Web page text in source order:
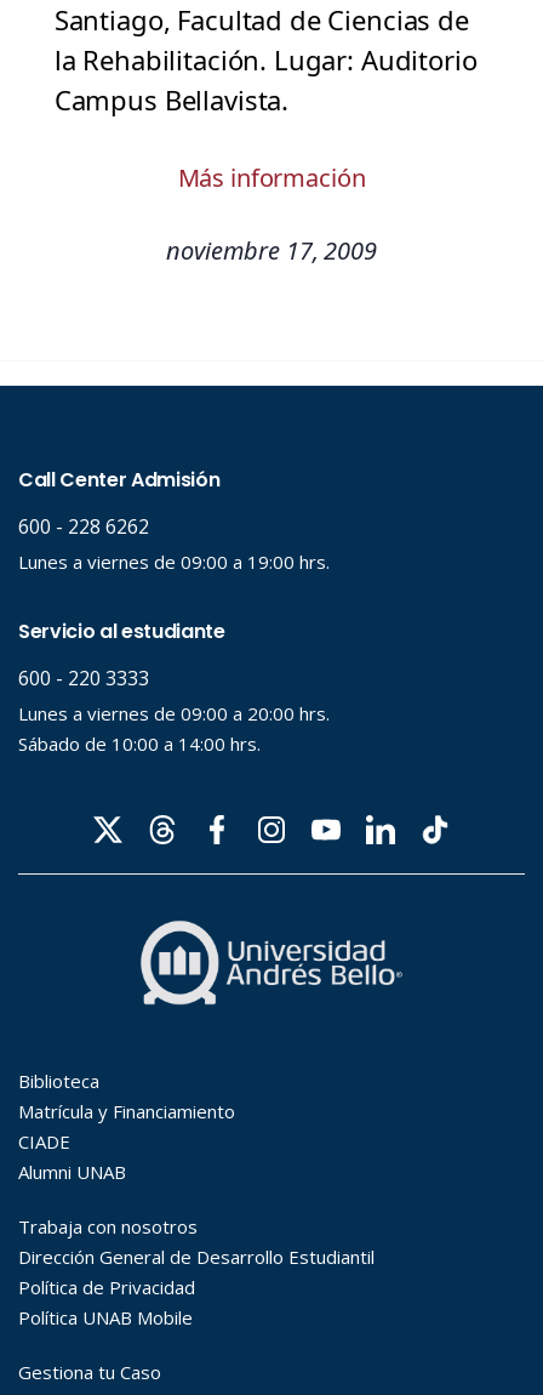
Santiago, Facultad de Ciencias de
la Rehabilitación. Lugar: Auditorio
Campus Bellavista.
Más información
noviembre 17, 2009